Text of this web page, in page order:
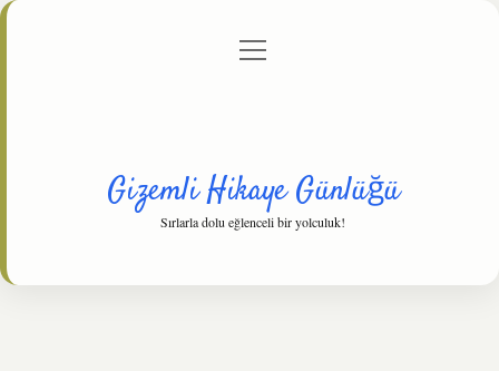
Gizlilik Politikası
menüyü
Gizemli Hikaye Günlüğü
Sırlarla dolu eğlenceli bir yolculuk!